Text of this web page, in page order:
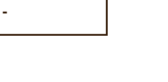
-